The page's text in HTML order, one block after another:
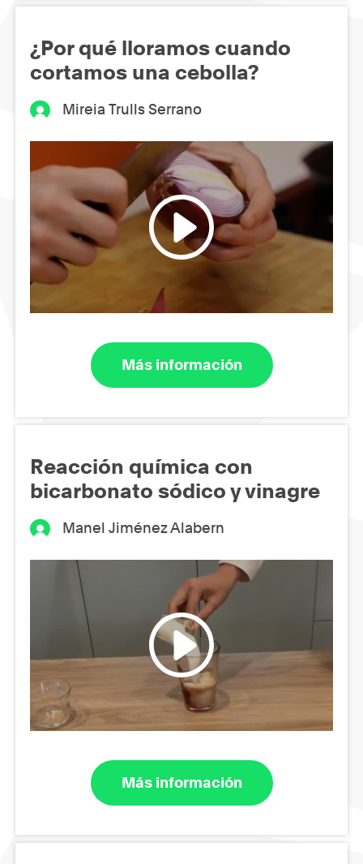
¿Por qué lloramos cuando
cortamos una cebolla?
Mireia Trulls Serrano
Más información
Reacción química con
bicarbonato sódico y vinagre
Manel Jiménez Alabern
Más información